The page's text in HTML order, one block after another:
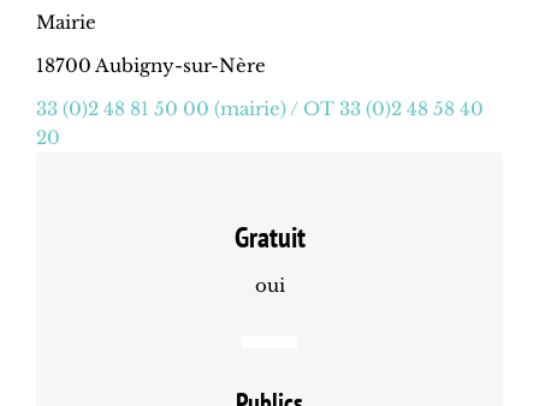
Mairie
18700 Aubigny-sur-Nère
33 (0)2 48 81 50 00 (mairie) / OT 33 (0)2 48 58 40
20
Gratuit
oui